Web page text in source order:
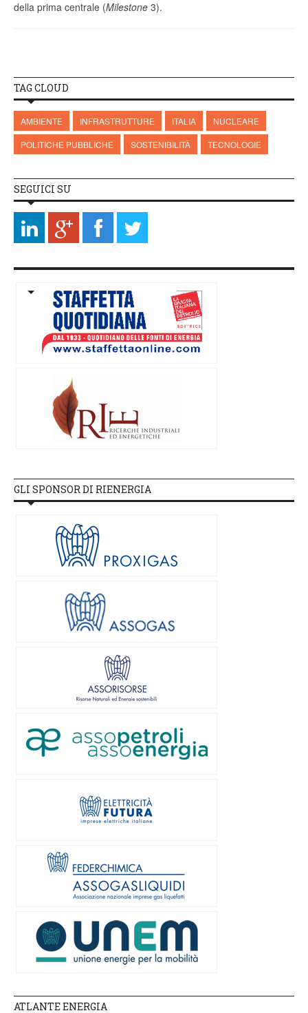
della prima centrale (Milestone 3).
TAG CLOUD
AMBIENTE INFRASTRUTTURE ITALIA
NUCLEARE
POLITICHE PUBBLICHE
SOSTENIBILITÀ TECNOLOGIE
SEGUICI SU
GLI SPONSOR DI RIENERGIA
ATLANTE ENERGIA